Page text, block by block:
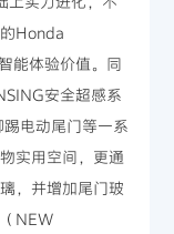
Honda
能体验价值。同
安全超感系
电动尾门等一系
实用空间，更通
，并增加尾门玻
NEW